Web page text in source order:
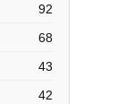
92
68
43
42